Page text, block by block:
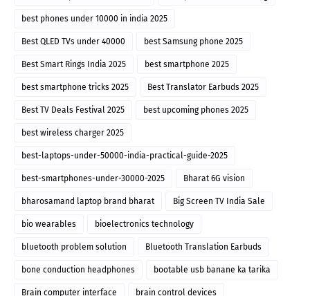
best phones under 10000 in india 2025
Best QLED TVs under 40000 best Samsung phone 2025
Best Smart Rings India 2025 best smartphone 2025
best smartphone tricks 2025 Best Translator Earbuds 2025
Best TV Deals Festival 2025 best upcoming phones 2025
best wireless charger 2025
best-laptops-under-50000-india-practical-guide-2025
best-smartphones-under-30000-2025 Bharat 6G vision
bharosamand laptop brand bharat Big Screen TV India Sale
bio wearables bioelectronics technology
bluetooth problem solution Bluetooth Translation Earbuds
bone conduction headphones bootable usb banane ka tarika
Brain computer interface brain control devices